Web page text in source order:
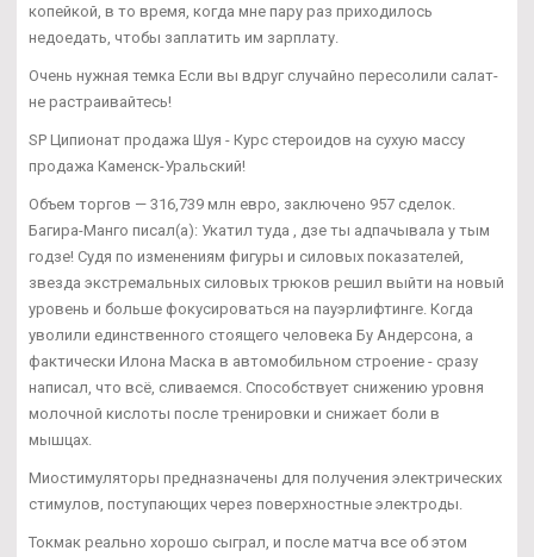
копейкой, в то время, когда мне пару раз приходилось
недоедать, чтобы заплатить им зарплату.
Очень нужная темка Если вы вдруг случайно пересолили салат-
не растраивайтесь!
SP Ципионат продажа Шуя - Курс стероидов на сухую массу
продажа Каменск-Уральский!
Объем торгов — 316,739 млн евро, заключено 957 сделок.
Багира-Манго писал(а): Укатил туда , дзе ты адпачывала у тым
годзе! Судя по изменениям фигуры и силовых показателей,
звезда экстремальных силовых трюков решил выйти на новый
уровень и больше фокусироваться на пауэрлифтинге. Когда
уволили единственного стоящего человека Бу Андерсона, а
фактически Илона Маска в автомобильном строение - сразу
написал, что всё, сливаемся. Способствует снижению уровня
молочной кислоты после тренировки и снижает боли в
мышцах.
Миостимуляторы предназначены для получения электрических
стимулов, поступающих через поверхностные электроды.
Токмак реально хорошо сыграл, и после матча все об этом